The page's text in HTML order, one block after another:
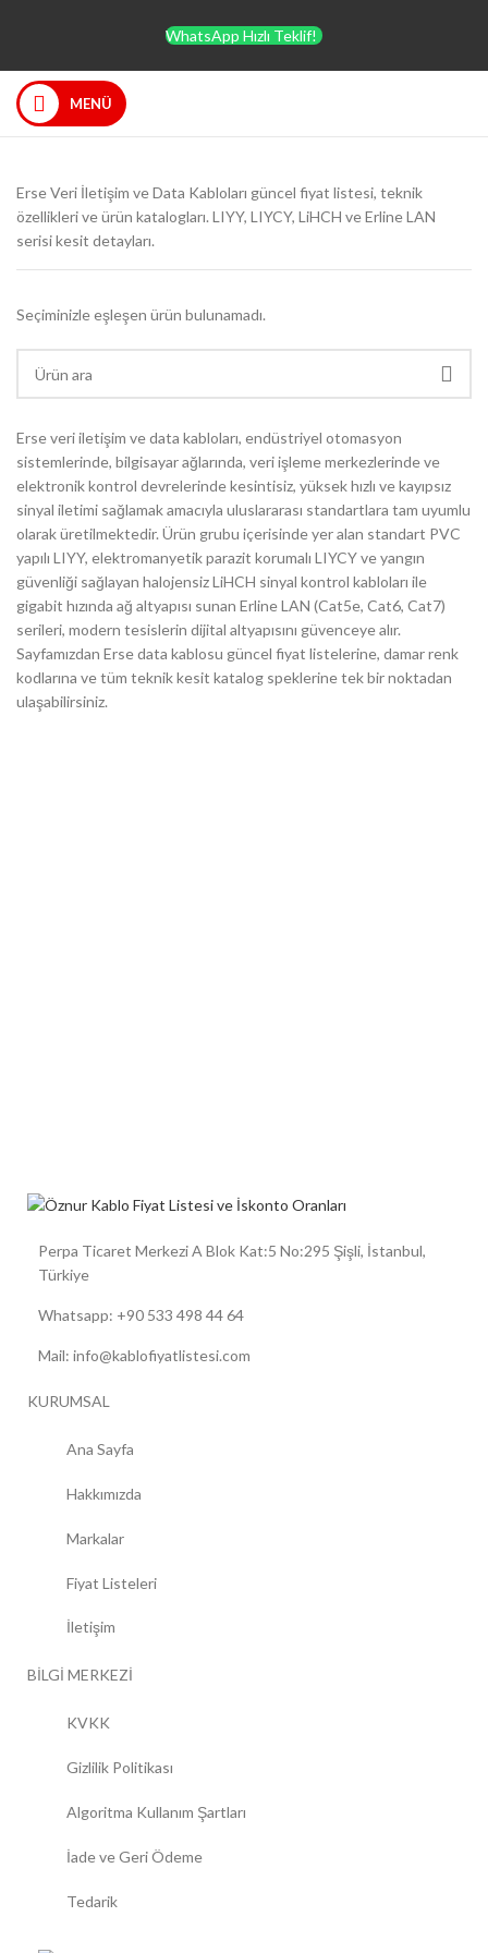
WhatsApp Hızlı Teklif!
MENÜ
Erse Veri İletişim ve Data Kabloları güncel fiyat listesi, teknik
özellikleri ve ürün katalogları. LIYY, LIYCY, LiHCH ve Erline LAN
serisi kesit detayları.
Seçiminizle eşleşen ürün bulunamadı.
Erse veri iletişim ve data kabloları, endüstriyel otomasyon
sistemlerinde, bilgisayar ağlarında, veri işleme merkezlerinde ve
elektronik kontrol devrelerinde kesintisiz, yüksek hızlı ve kayıpsız
sinyal iletimi sağlamak amacıyla uluslararası standartlara tam uyumlu
olarak üretilmektedir. Ürün grubu içerisinde yer alan standart PVC
yapılı LIYY, elektromanyetik parazit korumalı LIYCY ve yangın
güvenliği sağlayan halojensiz LiHCH sinyal kontrol kabloları ile
gigabit hızında ağ altyapısı sunan Erline LAN (Cat5e, Cat6, Cat7)
serileri, modern tesislerin dijital altyapısını güvenceye alır.
Sayfamızdan Erse data kablosu güncel fiyat listelerine, damar renk
kodlarına ve tüm teknik kesit katalog speklerine tek bir noktadan
ulaşabilirsiniz.
Perpa Ticaret Merkezi A Blok Kat:5 No:295 Şişli, İstanbul,
Türkiye
Whatsapp: +90 533 498 44 64
Mail: info@kablofiyatlistesi.com
KURUMSAL
Ana Sayfa
Hakkımızda
Markalar
Fiyat Listeleri
İletişim
BİLGİ MERKEZİ
KVKK
Gizlilik Politikası
Algoritma Kullanım Şartları
İade ve Geri Ödeme
Tedarik